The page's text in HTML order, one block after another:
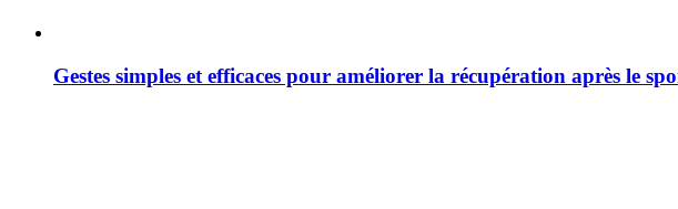
Gestes simples et efficaces pour améliorer la récupération après le